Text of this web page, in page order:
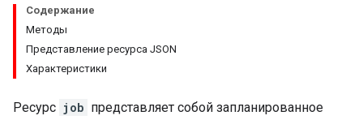
Содержание
Методы
Представление ресурса JSON
Характеристики
Ресурс job представляет собой запланированное